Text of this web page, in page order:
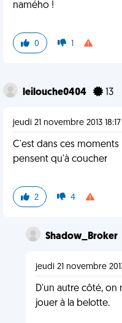
namého !
0 1
leilouche0404 13
jeudi 21 novembre 2013 18:17
C'est dans ces
pensent qu'à coucher
2 4
Shadow_Broker
jeudi 21 novembre
D'un autre côté, on
jouer à la belotte.